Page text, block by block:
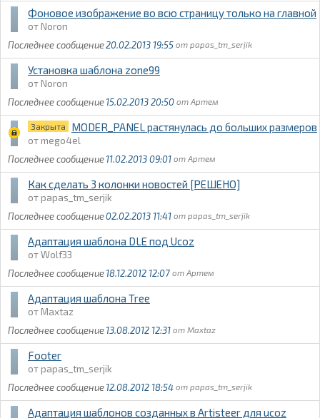
Фоновое изображение во всю страницу только на главной
Noron
20.02.2013 19:55
papas_tm_serjik
Установка шаблона zone99
Noron
15.02.2013 20:50
Артем
Закрыта MODER_PANEL растянулась до больших размеров
mego4el
11.02.2013 09:01
Артем
Как сделать 3 колонки новостей [РЕШЕНО]
papas_tm_serjik
02.02.2013 11:41
papas_tm_serjik
Адаптация шаблона DLE под Ucoz
Wolf33
18.12.2012 12:07
Артем
Адаптация шаблона Tree
Maxtaz
13.08.2012 12:31
Maxtaz
Footer
papas_tm_serjik
12.08.2012 18:54
papas_tm_serjik
Адаптация шаблонов созданных в Artisteer для ucoz